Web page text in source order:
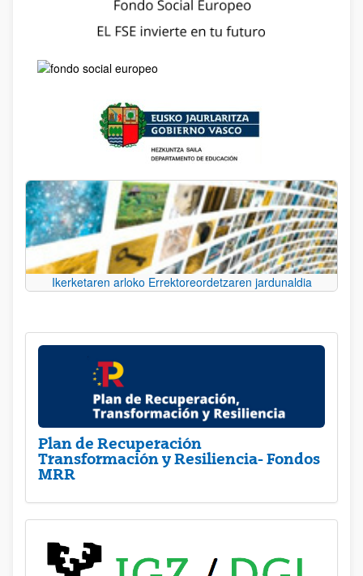
Ikerketaren arloko Errektoreordetzaren jardunaldia
Plan de Recuperación
Transformación y Resiliencia- Fondos
MRR